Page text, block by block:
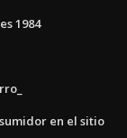
1984
en el sitio